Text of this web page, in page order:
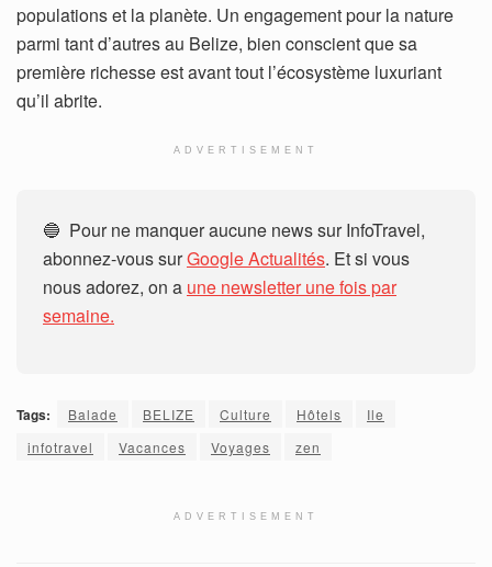
populations et la planète. Un engagement pour la nature
parmi tant d’autres au Belize, bien conscient que sa
première richesse est avant tout l’écosystème luxuriant
qu’il abrite.
ADVERTISEMENT
🔵 Pour ne manquer aucune news sur InfoTravel,
abonnez-vous surGoogle Actualités. Et si vous
nous adorez, on a une newsletter une fois par
semaine.
Tags: Balade BELIZE Culture Hôtels
Ile
infotravel
Vacances Voyages zen
ADVERTISEMENT